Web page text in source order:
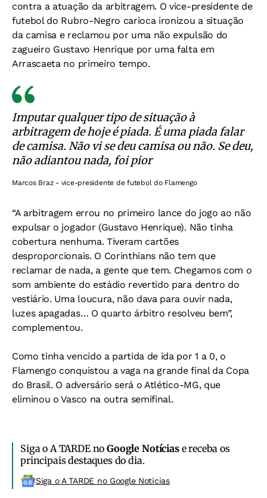
contra a atuação da arbitragem. O vice-presidente de
futebol do Rubro-Negro carioca ironizou a situação
da camisa e reclamou por uma não expulsão do
zagueiro Gustavo Henrique por uma falta em
Arrascaeta no primeiro tempo.
Imputar qualquer tipo de situação à
arbitragem de hoje é piada. É uma piada falar
de camisa. Não vi se deu camisa ou não. Se deu,
não adiantou nada, foi pior
Marcos Braz - vice-presidente de futebol do Flamengo
“A arbitragem errou no primeiro lance do jogo ao não
expulsar o jogador (Gustavo Henrique). Não tinha
cobertura nenhuma. Tiveram cartões
desproporcionais. O Corinthians não tem que
reclamar de nada, a gente que tem. Chegamos com o
som ambiente do estádio revertido para dentro do
vestiário. Uma loucura, não dava para ouvir nada,
luzes apagadas… O quarto árbitro resolveu bem”,
complementou.
Como tinha vencido a partida de ida por 1 a 0, o
Flamengo conquistou a vaga na grande final da Copa
do Brasil. O adversário será o Atlético-MG, que
eliminou o Vasco na outra semifinal.
Siga o A TARDE noGoogle Notíciase receba os
principais destaques do dia.
Siga o A TARDE no Google Noticias